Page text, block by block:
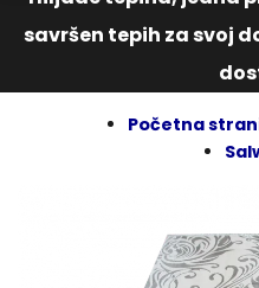
savršen tepih za svoj
Početna